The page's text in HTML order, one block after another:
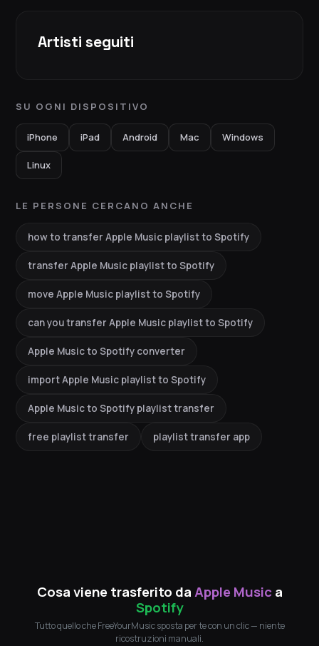
Artisti seguiti
SU OGNI DISPOSITIVO
iPhone iPad Android Mac Windows
Linux
LE PERSONE CERCANO ANCHE
how to transfer Apple Music playlist to Spotify
transfer Apple Music playlist to Spotify
move Apple Music playlist to Spotify
can you transfer Apple Music playlist to Spotify
Apple Music to Spotify converter
import Apple Music playlist to Spotify
Apple Music to Spotify playlist transfer
free playlist transfer playlist transfer app
Cosa viene trasferito daApple Music a
Spotify
Tutto quello che FreeYourMusic sposta per te con un clic — niente
ricostruzioni manuali.